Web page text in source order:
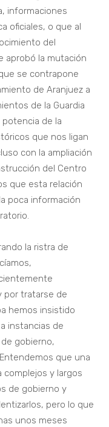
informaciones
oficiales, o que al
del
aprobó la mutación
se contrapone
de Aranjuez a
de la Guardia
de la
que nos ligan
con la ampliación
del Centro
que esta relación
poca información
la ristra de
por tratarse de
hemos insistido
instancias de
gobierno,
que una
y largos
de gobierno y
pero lo que
unos meses